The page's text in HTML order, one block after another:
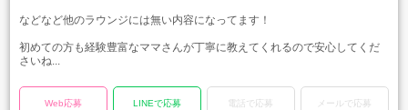
などなど他のラウンジには無い内容になってます！
初めての方も経験豊富なママさんが丁寧に教えてくれるので安心してくだ
さいね...
Web応募 LINEで応募 電話で応募 メールで応募